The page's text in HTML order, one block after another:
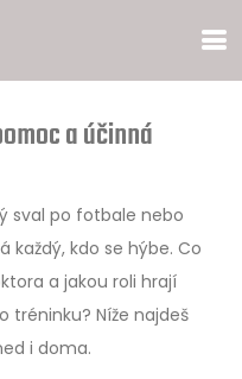
a účinná
sval po fotbale nebo
každý, kdo se hýbe. Co
a jakou roli hrají
tréninku? Níže najdeš
i doma.